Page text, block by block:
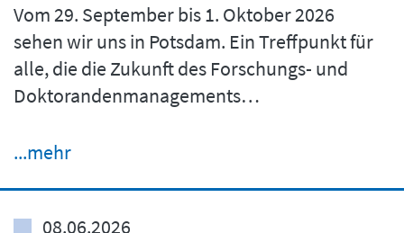
Vom 29. September bis 1. Oktober 2026
sehen wir uns in Potsdam. Ein Treffpunkt für
alle, die die Zukunft des Forschungs- und
Doktorandenmanagements…
...mehr
08.06.2026